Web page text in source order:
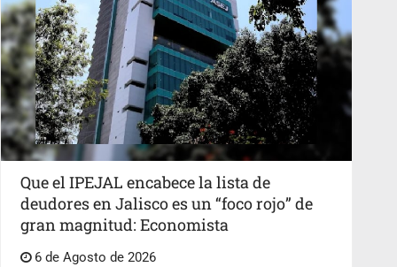
Que el IPEJAL encabece la lista de
deudores en Jalisco es un “foco rojo” de
gran magnitud: Economista
6 de Agosto de 2026